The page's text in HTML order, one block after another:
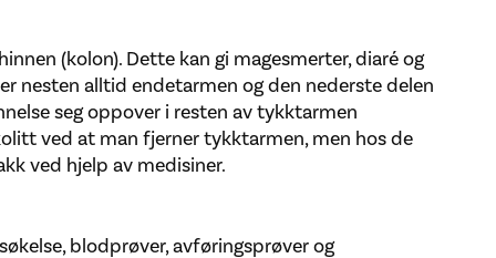
(kolon). Dette kan gi magesmerter, diaré og
nesten alltid endetarmen og den nederste delen
seg oppover i resten av tykktarmen
ved at man fjerner tykktarmen, men hos de
ved hjelp av medisiner.
blodprøver, avføringsprøver og